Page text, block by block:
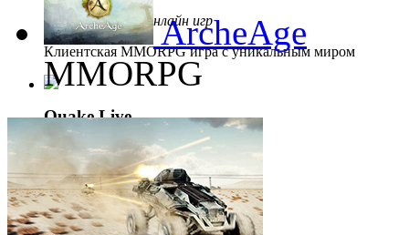
ТОП 5Рейтинг онлайн игр
Клиентская MMORPG игра с уникальным миром
Quake Live
ТОП 6Рейтинг онлайн игр
Браузерный экшен.
ArcheAge
MMORPG